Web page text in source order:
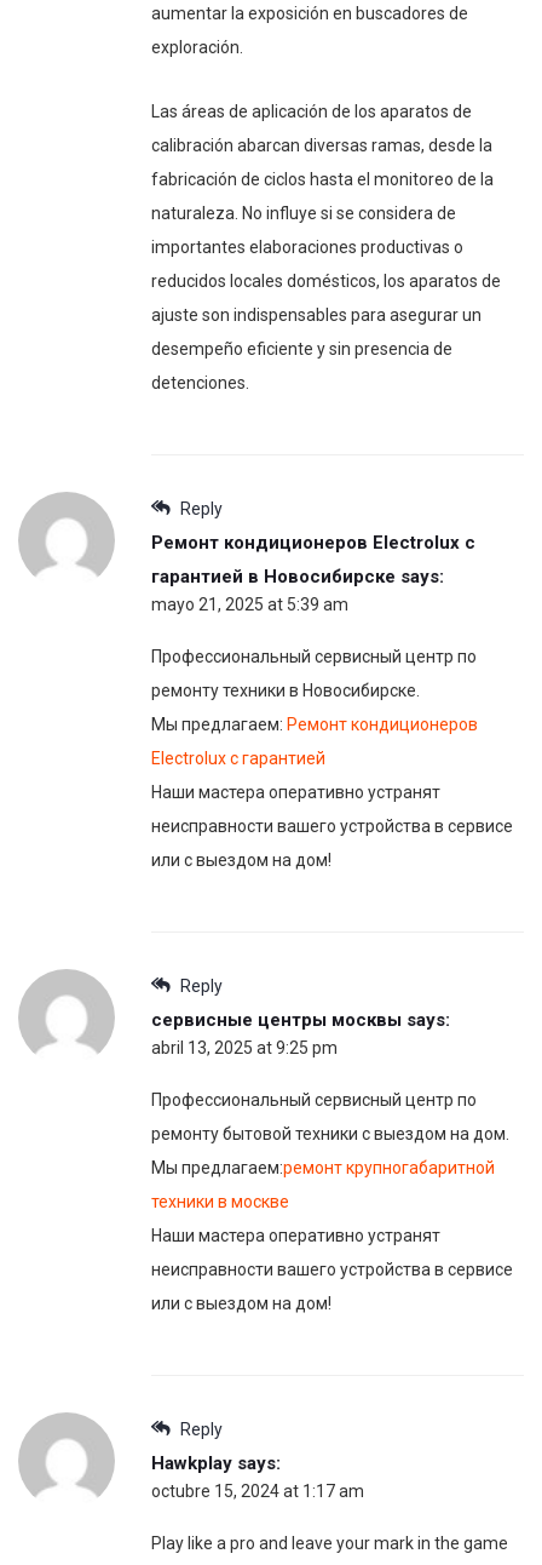
aumentar la exposición en buscadores de
exploración.
Las áreas de aplicación de los aparatos de
calibración abarcan diversas ramas, desde la
fabricación de ciclos hasta el monitoreo de la
naturaleza. No influye si se considera de
importantes elaboraciones productivas o
reducidos locales domésticos, los aparatos de
ajuste son indispensables para asegurar un
desempeño eficiente y sin presencia de
detenciones.
Reply
Ремонт кондиционеров Electrolux с
гарантией в Новосибирске says:
mayo 21, 2025 at 5:39 am
Профессиональный сервисный центр по
ремонту техники в Новосибирске.
Мы предлагаем: Ремонт кондиционеров
Electrolux с гарантией
Наши мастера оперативно устранят
неисправности вашего устройства в сервисе
или с выездом на дом!
Reply
сервисные центры москвы says:
abril 13, 2025 at 9:25 pm
Профессиональный сервисный центр по
ремонту бытовой техники с выездом на дом.
Мы предлагаем:ремонт крупногабаритной
техники в москве
Наши мастера оперативно устранят
неисправности вашего устройства в сервисе
или с выездом на дом!
Reply
Hawkplay says:
octubre 15, 2024 at 1:17 am
Play like a pro and leave your mark in the game